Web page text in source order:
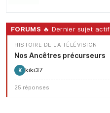
FORUMS 🔥 Dernier sujet actif
HISTOIRE DE LA TÉLÉVISION
Nos Ancêtres précurseurs
K kiki37
25 réponses